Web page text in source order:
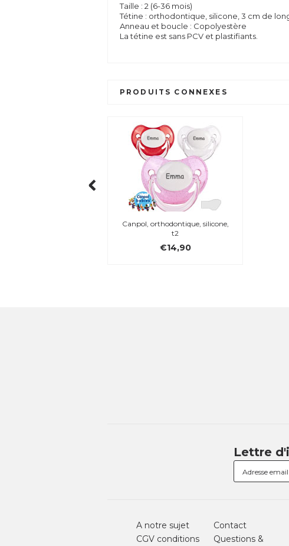
Taille : 2 (6-36 mois)
Tétine : orthodontique, silicone, 3 cm de
Anneau et boucle : Copolyestère
La tétine est sans PCV et plastifiants.
PRODUITS CONNEXES
Canpol, orthodontique, silicone,
t2
€14,90
Lettre
A notre sujet
CGV conditions
Contact
Questions &